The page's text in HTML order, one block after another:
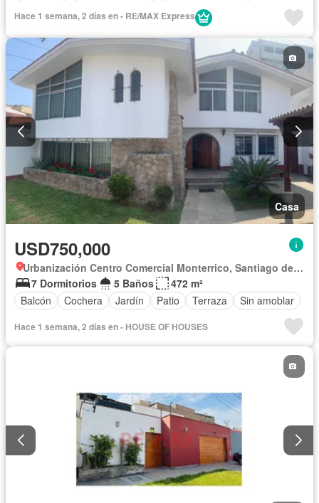
Cuarto de servicio
Patio
Terraza
Vista panorámica
Sin amoblar
Hace 1 semana, 2 días en - RE/MAX Express
Casa
USD750,000
Urbanización Centro Comercial Monterrico, Santiago de Surco
7 Dormitorios
5 Baños
472 m²
Balcón
Cochera Jardín Patio Terraza Sin amoblar
Hace 1 semana, 2 días en - HOUSE OF HOUSES